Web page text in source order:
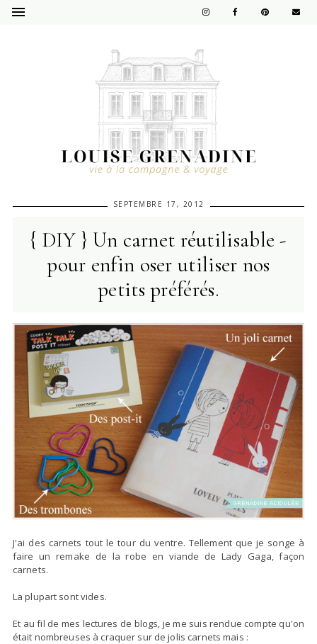
SEPTEMBRE 17, 2012
{ DIY } Un carnet réutilisable -
pour enfin oser utiliser nos
petits préférés.
J'ai des carnets tout le tour du ventre. Tellement que je songe à
faire un remake de la robe en viande de Lady Gaga, façon
carnets.
La plupart sont vides.
Et au fil de mes lectures de blogs, je me suis rendue compte qu'on
était nombreuses à craquer sur de jolis carnets mais :